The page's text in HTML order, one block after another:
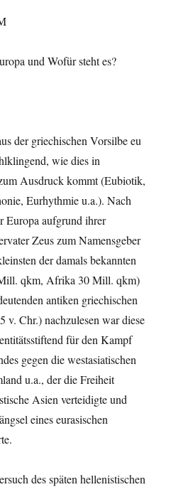
und Wofür steht es?
der griechischen Vorsilbe eu
wie dies in
Ausdruck kommt (Eubiotik,
Eurhythmie u.a.). Nach
Europa aufgrund ihrer
Zeus zum Namensgeber
der damals bekannten
qkm, Afrika 30 Mill. qkm)
antiken griechischen
v. Chr.) nachzulesen war diese
für den Kampf
gegen die westasiatischen
u.a., der die Freiheit
Asien verteidigte und
eines eurasischen
des späten hellenistischen